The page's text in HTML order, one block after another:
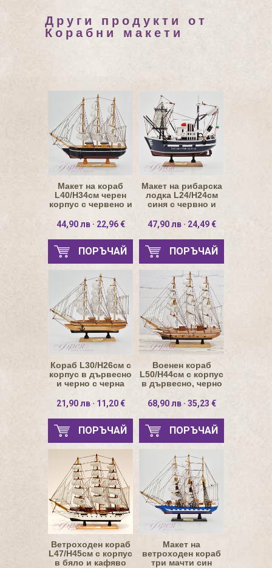
Други продукти от
Корабни макети
Макет на кораб
L40/H34см черен
корпус с червено и
44,90 лв · 22,96 €
ПОРЪЧАЙ
Макет на рибарска
лодка L24/H24см
синя с червно и
47,90 лв · 24,49 €
ПОРЪЧАЙ
Кораб L30/H26см с
корпус в дървесно
и черно с черна
21,90 лв · 11,20 €
ПОРЪЧАЙ
Военен кораб
L50/H44см с корпус
в дървесно, черно
68,90 лв · 35,23 €
ПОРЪЧАЙ
Ветроходен кораб
L47/H45см с корпус
в бяло и кафяво
Макет на
ветроходен кораб
три мачти син